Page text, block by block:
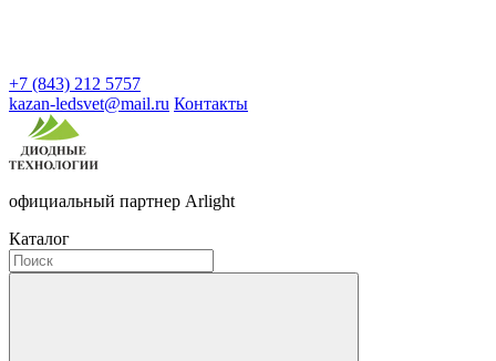
+7 (843) 212 5757
kazan-ledsvet@mail.ru Контакты
официальный партнер Arlight
Каталог